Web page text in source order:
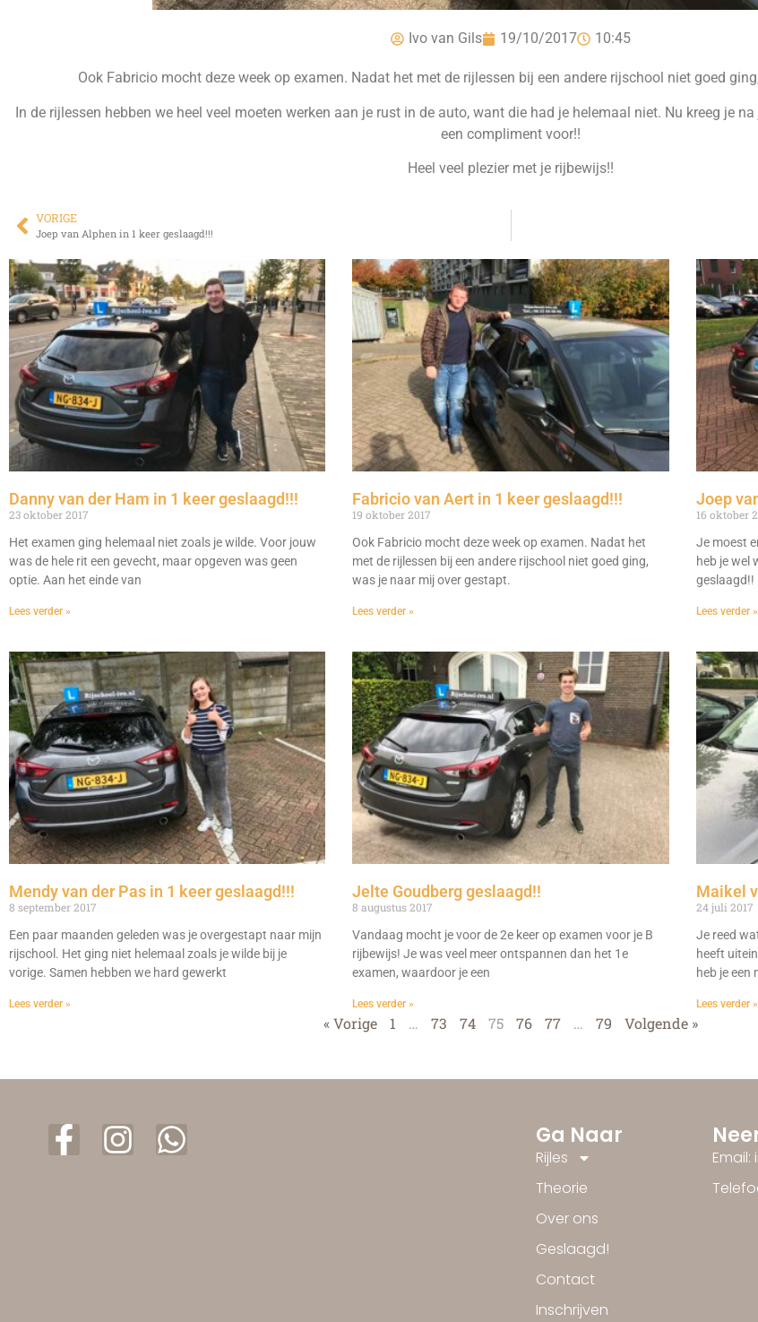
Ivo van Gils 19/10/2017 10:45
Ook Fabricio mocht deze week op examen. Nadat het met de rijlessen bij een andere rijschool niet goed
In de rijlessen hebben we heel veel moeten werken aan je rust in de auto, want die had je helemaal niet. Nu kreeg je
een compliment voor!!
Heel veel plezier met je rijbewijs!!
VORIGE
Joep van Alphen in 1 keer geslaagd!!!
Danny van der Ham in 1 keer geslaagd!!!
23 oktober 2017
Het examen ging helemaal niet zoals je wilde. Voor jouw
was de hele rit een gevecht, maar opgeven was geen
optie. Aan het einde van
Lees verder »
Fabricio van Aert in 1 keer geslaagd!!!
19 oktober 2017
Ook Fabricio mocht deze week op examen. Nadat het
met de rijlessen bij een andere rijschool niet goed ging,
was je naar mij over gestapt.
Lees verder »
Joep
16 oktober
Je moest
heb je wel
geslaagd!!
Lees verder »
Mendy van der Pas in 1 keer geslaagd!!!
8 september 2017
Een paar maanden geleden was je overgestapt naar mijn
rijschool. Het ging niet helemaal zoals je wilde bij je
vorige. Samen hebben we hard gewerkt
Lees verder »
Jelte Goudberg geslaagd!!
8 augustus 2017
Vandaag mocht je voor de 2e keer op examen voor je B
rijbewijs! Je was veel meer ontspannen dan het 1e
examen, waardoor je een
Lees verder »
Maikel
24 juli 2017
Je reed
heeft
heb je een
Lees verder »
« Vorige 1 … 73 74 75 76 77 … 79 Volgende »
Ga Naar
Rijles
Theorie
Over ons
Geslaagd!
Contact
Inschrijven